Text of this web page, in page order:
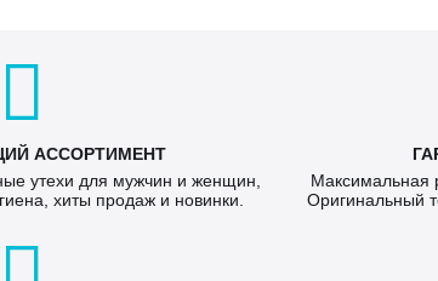
АССОРТИМЕНТ
утехи для мужчин и женщин,
хиты продаж и новинки.
Максимальная
Оригинальный